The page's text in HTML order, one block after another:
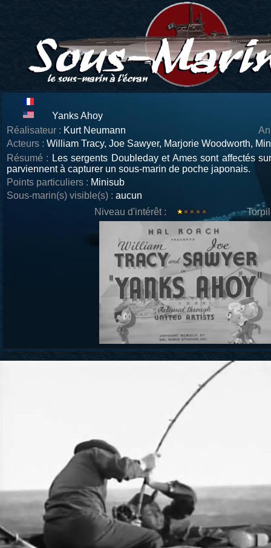
Yanks Ahoy
Réalisateur : Kurt Neumann
Acteurs : William Tracy, Joe Sawyer, Marjorie Woodworth,
Résumé : Les sergents Doubleday et Ames sont affectés
parviennent à capturer un sous-marin de poche japonais.
Points particuliers : Minisub
Sous-marin(s) visible(s) : aucun
Niveau d'intérêt :